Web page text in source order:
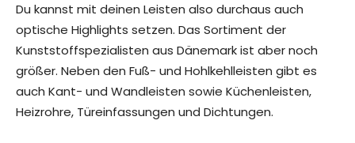
Du kannst mit deinen Leisten also durchaus auch
optische Highlights setzen. Das Sortiment der
Kunststoffspezialisten aus Dänemark ist aber noch
größer. Neben den Fuß- und Hohlkehlleisten gibt es
auch Kant- und Wandleisten sowie Küchenleisten,
Heizrohre, Türeinfassungen und Dichtungen.